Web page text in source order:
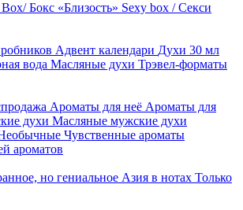
Бокс «Близость» Sexy box / Секси
Адвент календари Духи 30 мл
вода Масляные духи Трэвел-форматы
Ароматы для неё Ароматы для
духи Масляные мужские духи
Чувственные ароматы
ароматов
но гениальное Азия в нотах Только